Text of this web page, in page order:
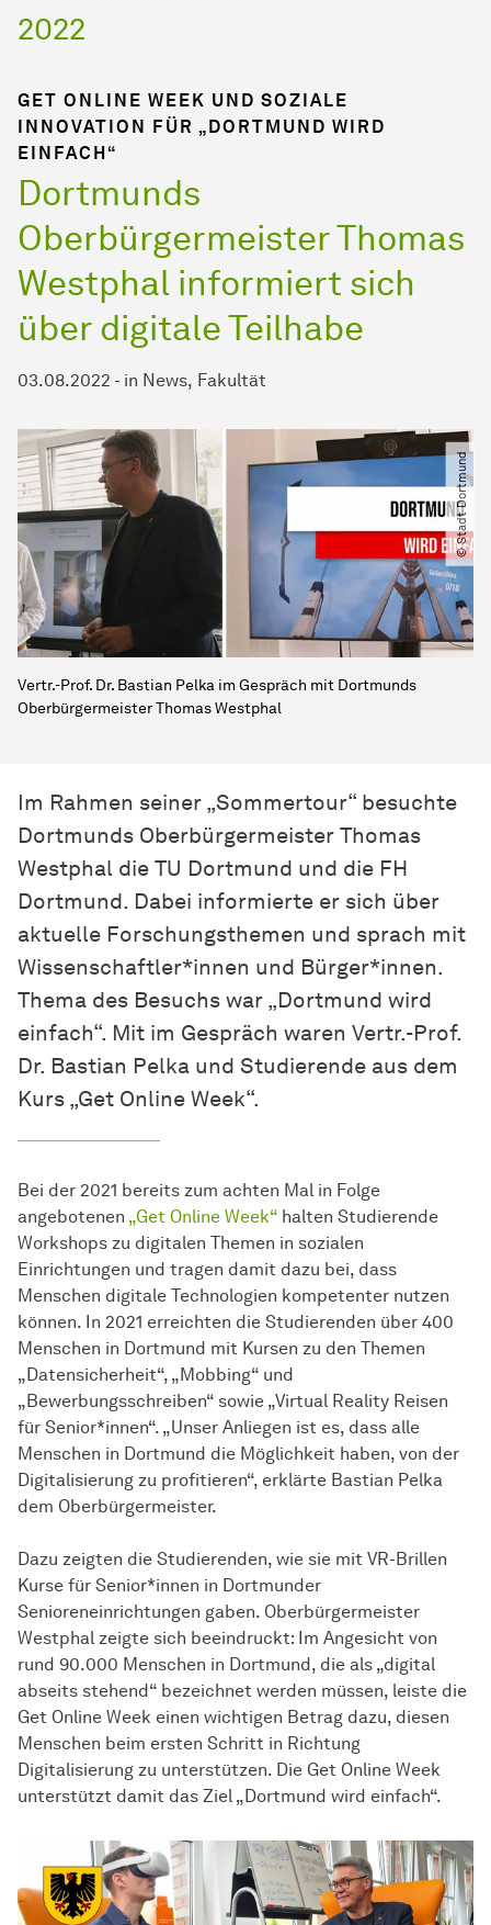
2022
GET ONLINE WEEK UND SOZIALE
INNOVATION FÜR „DORTMUND WIRD
EINFACH“
Dortmunds
Oberbürgermeister Thomas
Westphal informiert sich
über digitale Teilhabe
03.08.2022 - in News Fakultät
© Stadt Dortmund
Vertr.-Prof. Dr. Bastian Pelka im Gespräch mit Dortmunds
Oberbürgermeister Thomas Westphal
Im Rahmen seiner „Sommertour“ besuchte
Dortmunds Oberbürgermeister Thomas
Westphal die TU Dortmund und die FH
Dortmund. Dabei informierte er sich über
aktuelle Forschungsthemen und sprach mit
Wissenschaftler*innen und Bürger*innen.
Thema des Besuchs war „Dortmund wird
einfach“. Mit im Gespräch waren Vertr.-Prof.
Dr. Bastian Pelka und Studierende aus dem
Kurs „Get Online Week“.
Bei der 2021 bereits zum achten Mal in Folge
angebotenen „Get Online Week“ halten Studierende
Workshops zu digitalen Themen in sozialen
Einrichtungen und tragen damit dazu bei, dass
Menschen digitale Technologien kompetenter nutzen
können. In 2021 erreichten die Studierenden über 400
Menschen in Dortmund mit Kursen zu den Themen
„Datensicherheit“, „Mobbing“ und
„Bewerbungsschreiben“ sowie „Virtual Reality Reisen
für Senior*innen“. „Unser Anliegen ist es, dass alle
Menschen in Dortmund die Möglichkeit haben, von der
Digitalisierung zu profitieren“, erklärte Bastian Pelka
dem Oberbürgermeister.
Dazu zeigten die Studierenden, wie sie mit VR-Brillen
Kurse für Senior*innen in Dortmunder
Senioreneinrichtungen gaben. Oberbürgermeister
Westphal zeigte sich beeindruckt: Im Angesicht von
rund 90.000 Menschen in Dortmund, die als „digital
abseits stehend“ bezeichnet werden müssen, leiste die
Get Online Week einen wichtigen Betrag dazu, diesen
Menschen beim ersten Schritt in Richtung
Digitalisierung zu unterstützen. Die Get Online Week
unterstützt damit das Ziel „Dortmund wird einfach“.